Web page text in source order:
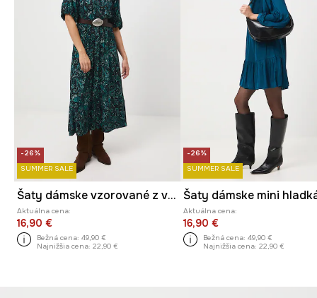
-26%
SUMMER SALE
Šaty dámske vzorované z viskózy midi
Aktuálna cena:
16,90 €
Bežná cena: 49,90 €
Najnižšia cena: 22,90 €
-26%
SUMMER SALE
Šaty dámske mini
Aktuálna cena:
16,90 €
Bežná cena: 49,90 €
Najnižšia cena: 22,90 €